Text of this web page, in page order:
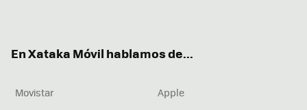
En Xataka Móvil hablamos de...
Movistar
Apple